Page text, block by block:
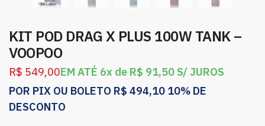
KIT POD DRAG X PLUS 100W TANK –
VOOPOO
R$ 549,00EM ATÉ 6x de R$ 91,50 S/ JUROS
POR PIX OU BOLETO R$ 494,10 10% DE
DESCONTO